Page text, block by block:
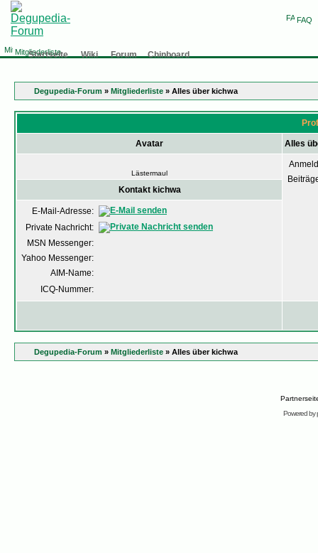
FAQ
Mitgliederliste
Startseite Wiki Forum Chinboard
Degupedia-Forum » Mitgliederliste » Alles über kichwa
Avatar Alles
Lästermaul
Kontakt kichwa
E-Mail-Adresse:
Private Nachricht:
MSN Messenger:
Yahoo Messenger:
AIM-Name:
ICQ-Nummer:
Degupedia-Forum » Mitgliederliste » Alles über kichwa
Powered by